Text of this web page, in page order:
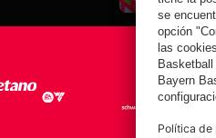
personal para
FC